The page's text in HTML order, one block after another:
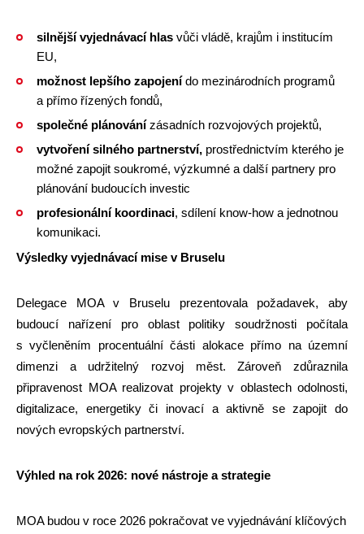
silnější vyjednávací hlas vůči vládě, krajům i institucím
EU,
možnost lepšího zapojenído mezinárodních programů
a přímo řízených fondů,
společné plánovánízásadních rozvojových projektů,
vytvoření silného partnerství, prostřednictvím kterého je
možné zapojit soukromé, výzkumné a další partnery pro
plánování budoucích investic
profesionální koordinaci, sdílení know-how a jednotnou
komunikaci.
Výsledky vyjednávací mise v Bruselu
Delegace MOA v Bruselu prezentovala požadavek, aby
budoucí nařízení pro oblast politiky soudržnosti počítala
s vyčleněním procentuální části alokace přímo na územní
dimenzi a udržitelný rozvoj měst. Zároveň zdůraznila
připravenost MOA realizovat projekty v oblastech odolnosti,
digitalizace, energetiky či inovací a aktivně se zapojit do
nových evropských partnerství.
Výhled na rok 2026: nové nástroje a strategie
MOA budou v roce 2026 pokračovat ve vyjednávání klíčových